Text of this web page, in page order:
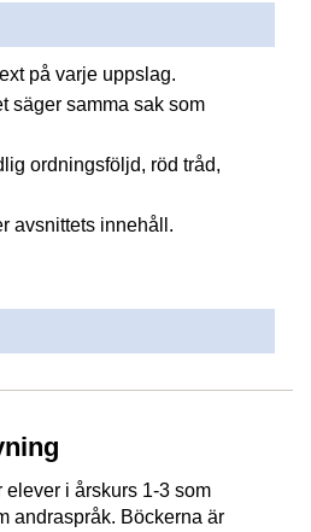
på varje uppslag.
säger samma sak som
ordningsföljd, röd tråd,
avsnittets innehåll.
elever i årskurs 1-3 som
andraspråk. Böckerna är